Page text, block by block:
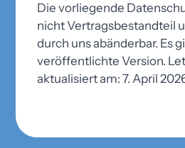
Die vorliegende
nicht Vertragsbestandteil
durch uns abänderbar. Es
veröffentlichte Version.
aktualisiert am: 7. April